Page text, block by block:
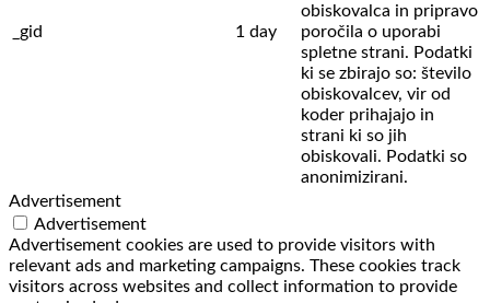
_gid 1 day
obiskovalca in pripravo
poročila o uporabi
spletne strani. Podatki
ki se zbirajo so: število
obiskovalcev, vir od
koder prihajajo in
strani ki so jih
obiskovali. Podatki so
anonimizirani.
Advertisement
Advertisement
Advertisement cookies are used to provide visitors with
relevant ads and marketing campaigns. These cookies track
visitors across websites and collect information to provide